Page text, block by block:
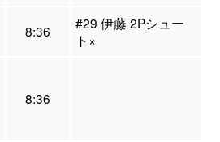
8:36
#29 伊藤 2Pシュー
ト×
8:36